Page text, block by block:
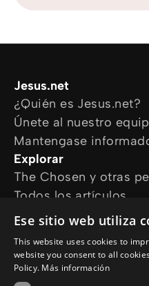
Jesus.net
¿Quién es Jesus.net?
Únete al nuestro
Mantengase
Explorar
The Chosen y otras
Todos los artículos
Cursos online
¿Cómo podemos
Devocional diario
Ese sitio web utiliza
This website uses cookies to
website you consent to all
Policy. Más información